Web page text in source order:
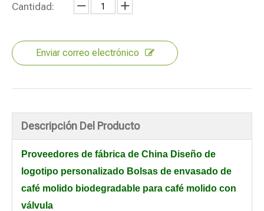
Cantidad:
Enviar correo electrónico
Descripción Del Producto
Proveedores de fábrica de China Diseño de
logotipo personalizado Bolsas de envasado de
café molido biodegradable para café molido con
válvula